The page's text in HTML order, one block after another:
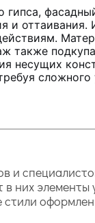
гипса,
и
также
несущих
и
них элементы